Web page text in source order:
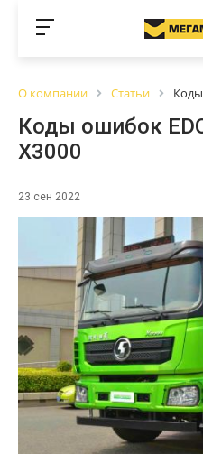
О компании Статьи
Коды ошибок
X3000
23 сен 2022